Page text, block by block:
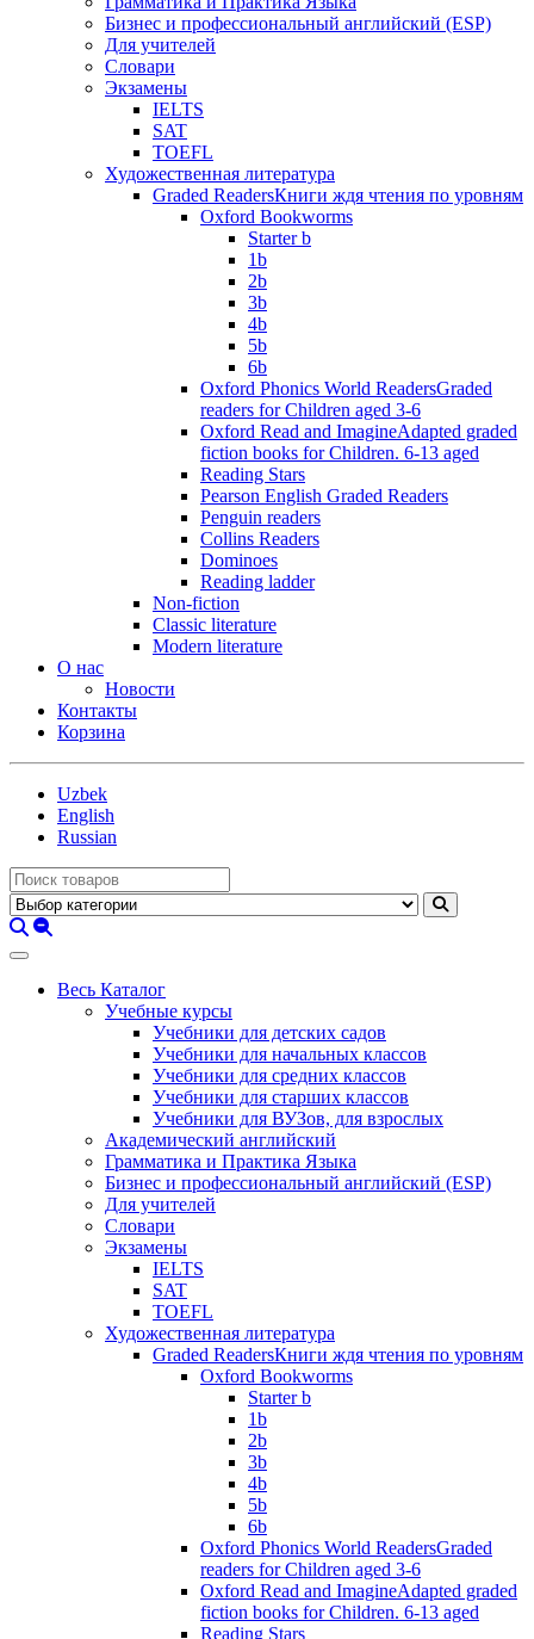
Бизнес и профессиональный английский (ESP)
Для учителей
Словари
Экзамены
IELTS
SAT
TOEFL
Художественная литература
Graded ReadersКниги ждя чтения по уровням
Oxford Bookworms
Starter b
1b
2b
3b
4b
5b
6b
Oxford Phonics World ReadersGraded
readers for Children aged 3-6
Oxford Read and ImagineAdapted graded
fiction books for Children. 6-13 aged
Reading Stars
Pearson English Graded Readers
Penguin readers
Collins Readers
Dominoes
Reading ladder
Non-fiction
Classic literature
Modern literature
О нас
Новости
Контакты
Корзина
Uzbek
English
Russian
Весь Каталог
Учебные курсы
Учебники для детских садов
Учебники для начальных классов
Учебники для средних классов
Учебники для старших классов
Учебники для ВУЗов, для взрослых
Академический английский
Грамматика и Практика Языка
Бизнес и профессиональный английский (ESP)
Для учителей
Словари
Экзамены
IELTS
SAT
TOEFL
Художественная литература
Graded ReadersКниги ждя чтения по уровням
Oxford Bookworms
Starter b
1b
2b
3b
4b
5b
6b
Oxford Phonics World ReadersGraded
readers for Children aged 3-6
Oxford Read and ImagineAdapted graded
fiction books for Children. 6-13 aged
Reading Stars